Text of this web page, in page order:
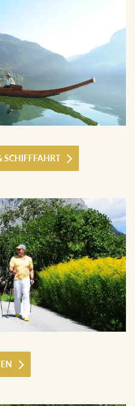
SCHIFFFAHRT